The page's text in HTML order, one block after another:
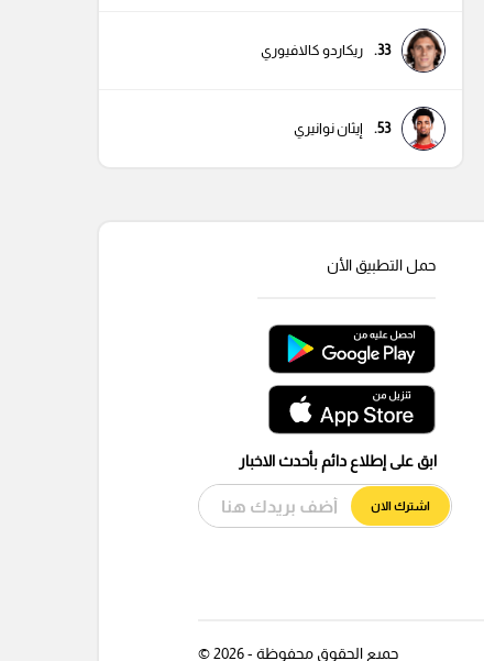
33. ريكاردو كالافيوري
53. إيثان نوانيري
حمل التطبيق الأن
ابق على إطلاع دائم بأحدث الاخبار
اشترك الان
جميع الحقوق محفوظة - 2026 ©